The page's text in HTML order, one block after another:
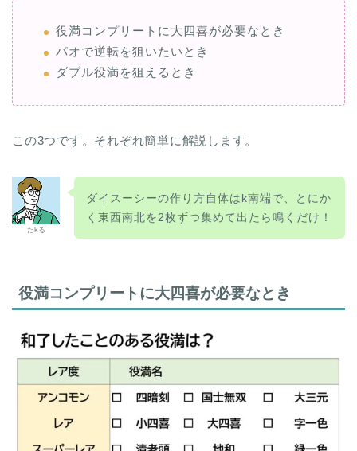
役満コンプリートに大四喜が必要なとき
パオで逆転を狙いたいとき
ダブル役満を狙えるとき
この3つです。それぞれ簡単に解説します。
たkる
ダイスーシーの作り方自体はk南端で、とにか
く東西南北を2枚ずつ集めて出たら鳴くだけ！
役満コンプリートに大四喜が必要なとき